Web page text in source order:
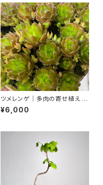
ツメレンゲ｜多肉の寄せ植え 一
点物｜直径約12cm
¥6,000